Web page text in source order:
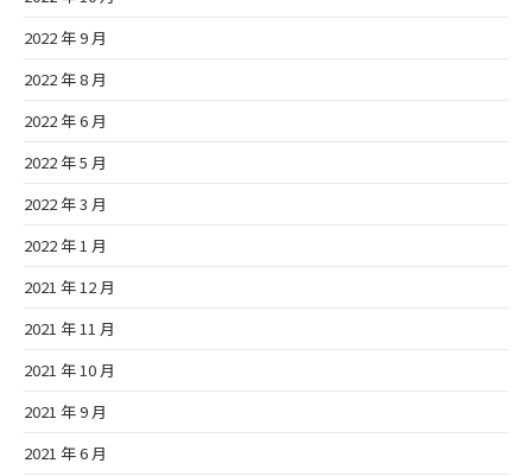
2022 年 9 月
2022 年 8 月
2022 年 6 月
2022 年 5 月
2022 年 3 月
2022 年 1 月
2021 年 12 月
2021 年 11 月
2021 年 10 月
2021 年 9 月
2021 年 6 月